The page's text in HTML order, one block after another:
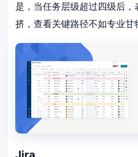
是，当任务层级超过四级后，
挤，查看关键路径不如专业甘